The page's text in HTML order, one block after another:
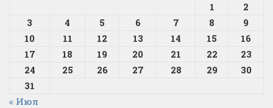
1
2
3
4 5 6 7 8
9
10
11 12 13 14 15
16
17
18 19 20 21 22
23
24
25 26 27 28 29
30
31
« Июл